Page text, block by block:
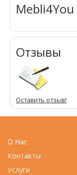
Отзывы
Оставить отзыв!
О Нас
Контакты
Услуги